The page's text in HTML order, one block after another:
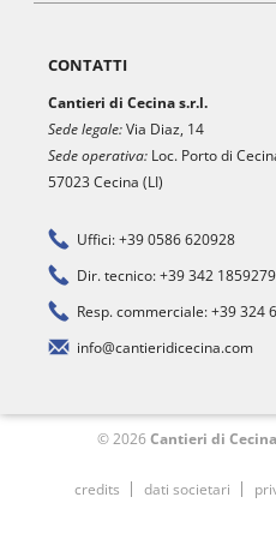
CONTATTI
Cantieri di Cecina s.r.l.
Sede legale:Via Diaz, 14
Sede operativa: Loc. Porto di
57023 Cecina (LI)
Uffici: +39 0586 620928
Dir. tecnico: +39 342 1859279
Resp. commerciale: +39 324
info@cantieridicecina.com
© 2026Cantieri di
credits dati societari